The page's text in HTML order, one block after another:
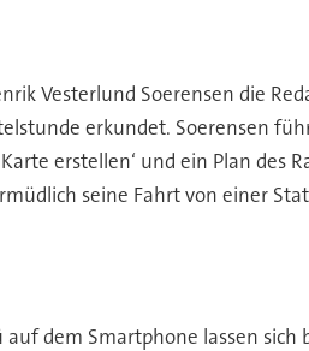
Vesterlund Soerensen die
erkundet. Soerensen
erstellen‘ und ein Plan des
seine Fahrt von einer
auf dem Smartphone lassen